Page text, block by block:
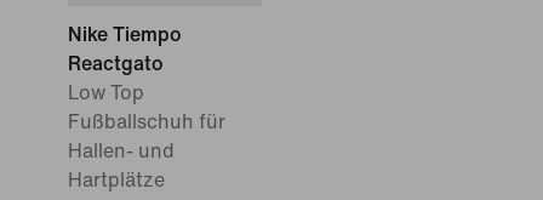
Nike Tiempo
Reactgato
Low Top
Fußballschuh für
Hallen- und
Hartplätze